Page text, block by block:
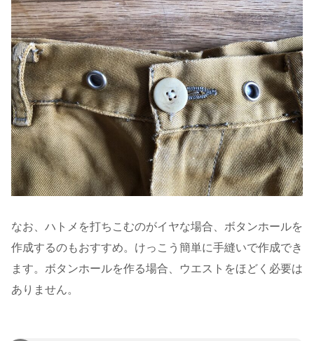
なお、ハトメを打ちこむのがイヤな場合、ボタンホールを
作成するのもおすすめ。けっこう簡単に手縫いで作成でき
ます。ボタンホールを作る場合、ウエストをほどく必要は
ありません。